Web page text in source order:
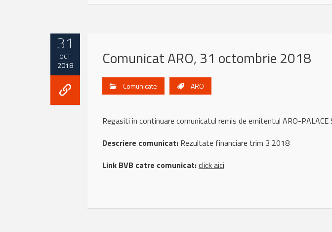
31
OCT.
2018 Comunicat ARO, 31 octombrie 2018
Comunicate ARO
Regasiti in continuare comunicatul remis de emitentul ARO-
Descriere comunicat: Rezultate financiare trim 3 2018
Link BVB catre comunicat:click aici